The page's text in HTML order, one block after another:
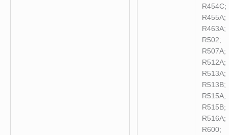
R454C;
R455A;
R463A;
R502;
R507A;
R512A;
R513A;
R513B;
R515A;
R515B;
R516A;
R600;